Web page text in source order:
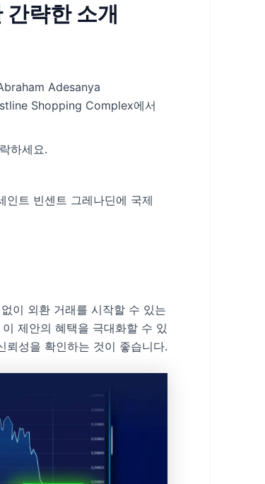
략한 소개
Adesanya
Shopping Complex에서
하세요.
트 빈센트 그레나딘에 국제
이 외환 거래를 시작할 수 있는
제안의 혜택을 극대화할 수 있
뢰성을 확인하는 것이 좋습니다.